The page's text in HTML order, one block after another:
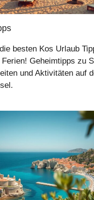
besten Kos Urlaub
Geheimtipps zu
und Aktivitäten auf